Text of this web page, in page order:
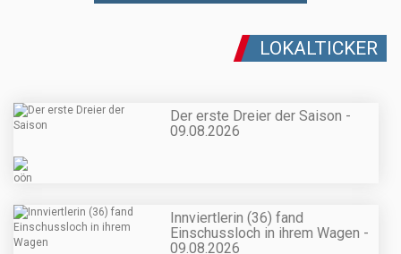
LOKALTICKER
Der erste Dreier der Saison -
09.08.2026
Innviertlerin (36) fand
Einschussloch in ihrem Wagen -
09.08.2026